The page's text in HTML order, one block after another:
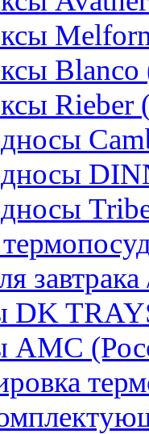
Blanco
Rieber
завтрака
DK
AMC